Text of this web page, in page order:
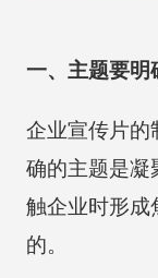
一、主题要明
企业宣传片的
确的主题是凝
触企业时形成
的。